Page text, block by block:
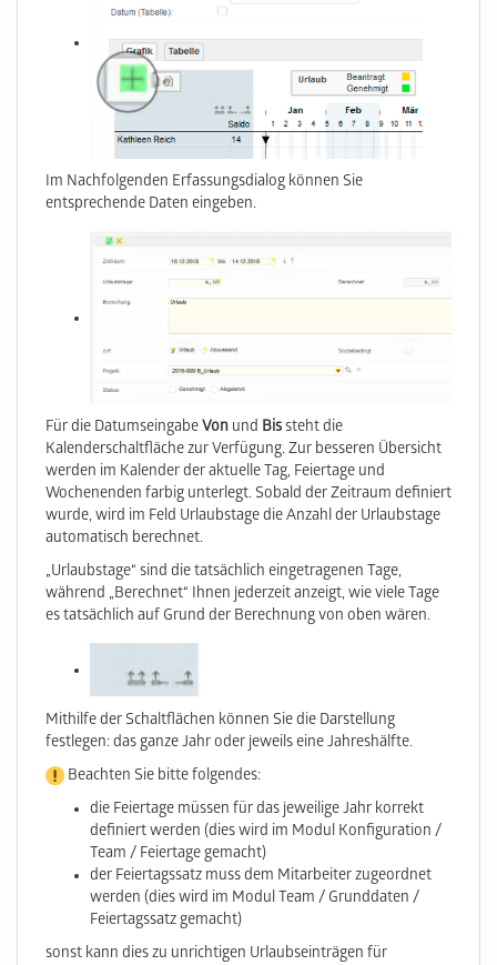
Im Nachfolgenden Erfassungsdialog können Sie
entsprechende Daten eingeben.
Für die Datumseingabe Von und Bissteht die
Kalenderschaltfläche zur Verfügung. Zur besseren Übersicht
werden im Kalender der aktuelle Tag, Feiertage und
Wochenenden farbig unterlegt. Sobald der Zeitraum definiert
wurde, wird im Feld Urlaubstage die Anzahl der Urlaubstage
automatisch berechnet.
„Urlaubstage“ sind die tatsächlich eingetragenen Tage,
während „Berechnet“ Ihnen jederzeit anzeigt, wie viele Tage
es tatsächlich auf Grund der Berechnung von oben wären.
Mithilfe der Schaltflächen können Sie die Darstellung
festlegen: das ganze Jahr oder jeweils eine Jahreshälfte.
Beachten Sie bitte folgendes:
die Feiertage müssen für das jeweilige Jahr korrekt
definiert werden (dies wird im Modul Konfiguration /
Team / Feiertage gemacht)
der Feiertagssatz muss dem Mitarbeiter zugeordnet
werden (dies wird im Modul Team / Grunddaten /
Feiertagssatz gemacht)
sonst kann dies zu unrichtigen Urlaubseinträgen für